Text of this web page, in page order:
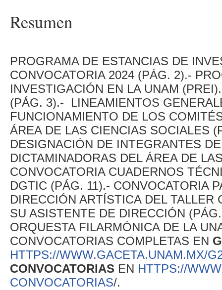
Resumen
PROGRAMA DE ESTANCIAS DE
CONVOCATORIA 2024 (PÁG. 2).-
INVESTIGACIÓN EN LA UNAM
(PÁG. 3).- LINEAMIENTOS
FUNCIONAMIENTO DE LOS
ÁREA DE LAS CIENCIAS SOCIALES
DESIGNACIÓN DE INTEGRANTES
DICTAMINADORAS DEL ÁREA DE
CONVOCATORIA CUADERNOS
DGTIC (PÁG. 11).- CONVOCATORIA
DIRECCIÓN ARTÍSTICA DEL
SU ASISTENTE DE DIRECCIÓN
ORQUESTA FILARMÓNICA DE LA
CONVOCATORIAS COMPLETAS EN
HTTPS://WWW.GACETA.UNAM.MX/
CONVOCATORIAS EN HTTPS://
CONVOCATORIAS/.